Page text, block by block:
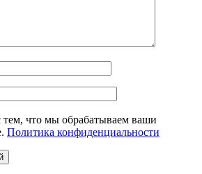
тем, что мы обрабатываем ваши
Политика конфиденциальности